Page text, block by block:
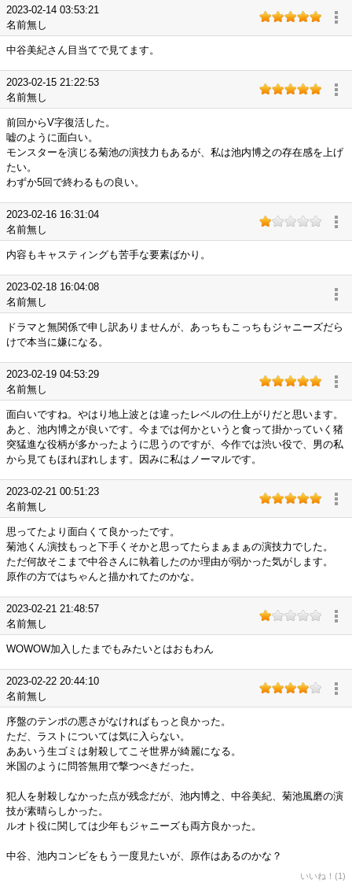
2023-02-14 03:53:21
名前無し
中谷美紀さん目当てで見てます。
2023-02-15 21:22:53
名前無し
前回からV字復活した。
嘘のように面白い。
モンスターを演じる菊池の演技力もあるが、私は池内博之の存在感を上げ
たい。
わずか5回で終わるもの良い。
2023-02-16 16:31:04
名前無し
内容もキャスティングも苦手な要素ばかり。
2023-02-18 16:04:08
名前無し
ドラマと無関係で申し訳ありませんが、あっちもこっちもジャニーズだら
けで本当に嫌になる。
2023-02-19 04:53:29
名前無し
面白いですね。やはり地上波とは違ったレベルの仕上がりだと思います。
あと、池内博之が良いです。今までは何かというと食って掛かっていく猪
突猛進な役柄が多かったように思うのですが、今作では渋い役で、男の私
から見てもほれぼれします。因みに私はノーマルです。
2023-02-21 00:51:23
名前無し
思ってたより面白くて良かったです。
菊池くん演技もっと下手くそかと思ってたらまぁまぁの演技力でした。
ただ何故そこまで中谷さんに執着したのか理由が弱かった気がします。
原作の方ではちゃんと描かれてたのかな。
2023-02-21 21:48:57
名前無し
WOWOW加入したまでもみたいとはおもわん
2023-02-22 20:44:10
名前無し
序盤のテンポの悪さがなければもっと良かった。
ただ、ラストについては気に入らない。
ああいう生ゴミは射殺してこそ世界が綺麗になる。
米国のように問答無用で撃つべきだった。
犯人を射殺しなかった点が残念だが、池内博之、中谷美紀、菊池風磨の演
技が素晴らしかった。
ルオト役に関しては少年もジャニーズも両方良かった。
中谷、池内コンビをもう一度見たいが、原作はあるのかな？
いいね！(1)